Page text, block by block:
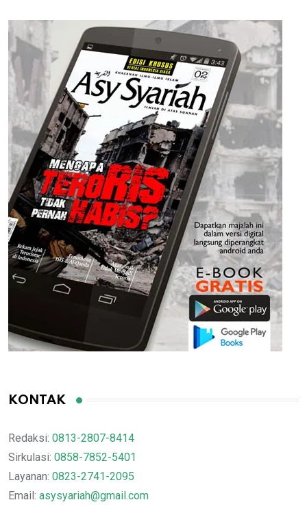
KONTAK
Redaksi: 0813-2807-8414
Sirkulasi: 0858-7852-5401
Layanan: 0823-2741-2095
Email: asysyariah@gmail.com